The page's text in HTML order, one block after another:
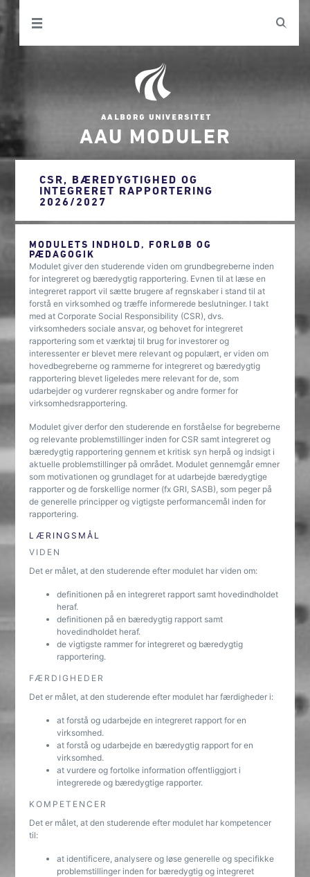
AAU MODULER
CSR, BÆREDYGTIGHED OG
INTEGRERET RAPPORTERING
2026/2027
MODULETS INDHOLD, FORLØB OG
PÆDAGOGIK
Modulet giver den studerende viden om grundbegreberne inden
for integreret og bæredygtig rapportering. Evnen til at læse en
integreret rapport vil sætte brugere af regnskaber i stand til at
forstå en virksomhed og træffe informerede beslutninger. I takt
med at Corporate Social Responsibility (CSR), dvs.
virksomheders sociale ansvar, og behovet for integreret
rapportering som et værktøj til brug for investorer og
interessenter er blevet mere relevant og populært, er viden om
hovedbegreberne og rammerne for integreret og bæredygtig
rapportering blevet ligeledes mere relevant for de, som
udarbejder og vurderer regnskaber og andre former for
virksomhedsrapportering.
Modulet giver derfor den studerende en forståelse for begreberne
og relevante problemstillinger inden for CSR samt integreret og
bæredygtig rapportering gennem et kritisk syn herpå og indsigt i
aktuelle problemstillinger på området. Modulet gennemgår emner
som motivationen og grundlaget for at udarbejde bæredygtige
rapporter og de forskellige normer (fx GRI, SASB), som peger på
de generelle principper og vigtigste performancemål inden for
rapportering.
LÆRINGSMÅL
VIDEN
Det er målet, at den studerende efter modulet har viden om:
definitionen på en integreret rapport samt hovedindholdet
heraf.
definitionen på en bæredygtig rapport samt
hovedindholdet heraf.
de vigtigste rammer for integreret og bæredygtig
rapportering.
FÆRDIGHEDER
Det er målet, at den studerende efter modulet har færdigheder i:
at forstå og udarbejde en integreret rapport for en
virksomhed.
at forstå og udarbejde en bæredygtig rapport for en
virksomhed.
at vurdere og fortolke information offentliggjort i
integrerede og bæredygtige rapporter.
KOMPETENCER
Det er målet, at den studerende efter modulet har kompetencer
til:
at identificere, analysere og løse generelle og specifikke
problemstillinger inden for bæredygtig og integreret